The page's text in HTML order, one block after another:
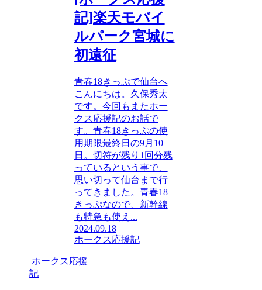
記]楽天モバイ
ルパーク宮城に
初遠征
青春18きっぷで仙台へ
こんにちは。久保秀太
です。今回もまたホー
クス応援記のお話で
す。青春18きっぷの使
用期限最終日の9月10
日。切符が残り1回分残
っているという事で、
思い切って仙台まで行
ってきました。青春18
きっぷなので、新幹線
も特急も使え...
2024.09.18
ホークス応援記
ホークス応援
記